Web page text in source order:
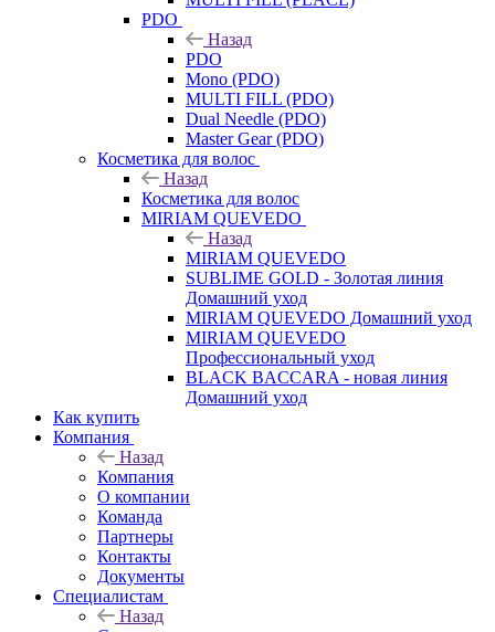
PDO
Назад
PDO
Mono (PDO)
MULTI FILL (PDO)
Dual Needle (PDO)
Master Gear (PDO)
Косметика для волос
Назад
Косметика для волос
MIRIAM QUEVEDO
Назад
MIRIAM QUEVEDO
SUBLIME GOLD - Золотая линия
Домашний уход
MIRIAM QUEVEDO Домашний уход
MIRIAM QUEVEDO
Профессиональный уход
BLACK BACCARA - новая линия
Домашний уход
Как купить
Компания
Назад
Компания
О компании
Команда
Партнеры
Контакты
Документы
Специалистам
Назад